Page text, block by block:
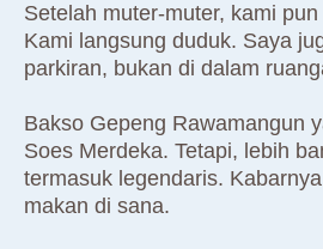
Setelah muter-muter, kami
Kami langsung duduk. Saya
parkiran, bukan di dalam
Bakso Gepeng Rawamangun
Soes Merdeka. Tetapi, lebih
termasuk legendaris.
makan di sana.